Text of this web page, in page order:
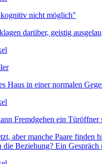
nicht möglich"
darüber, geistig
Haus in einer normalen
Fremdgehen ein Türöffner
aber manche Paare finden
die Beziehung? Ein Gespräch